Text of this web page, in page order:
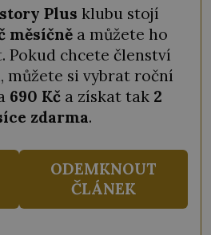
Plus klubu stojí
měsíčněa můžete ho
Pokud chcete členství
můžete si vybrat roční
690 Kča získat tak 2
zdarma.
ODEMKNOUT
ČLÁNEK